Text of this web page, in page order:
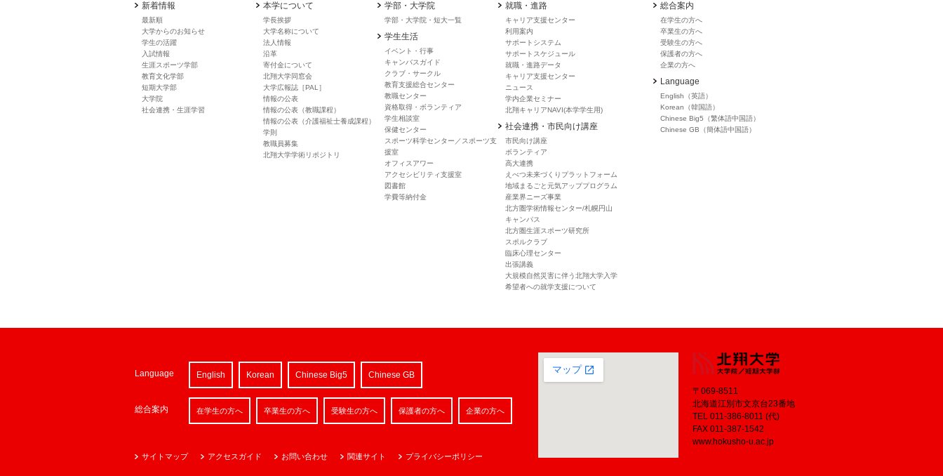
新着情報
最新順
大学からのお知らせ
学生の活躍
入試情報
生涯スポーツ学部
教育文化学部
短期大学部
大学院
社会連携・生涯学習
本学について
学長挨拶
大学名称について
法人情報
沿革
寄付金について
北翔大学同窓会
大学広報誌［PAL］
情報の公表
情報の公表（教職課程）
情報の公表（介護福祉士養成課程）
学則
教職員募集
北翔大学学術リポジトリ
学部・大学院
学部・大学院・短大一覧
学生生活
イベント・行事
キャンバスガイド
クラブ・サークル
教育支援総合センター
教職センター
資格取得・ボランティア
学生相談室
保健センター
スポーツ科学センター／スポーツ支
援室
オフィスアワー
アクセシビリティ支援室
図書館
学費等納付金
就職・進路
キャリア支援センター
利用案内
サポートシステム
サポートスケジュール
就職・進路データ
キャリア支援センター
ニュース
学内企業セミナー
北翔キャリアNAVI(本学学生用)
社会連携・市民向け講座
市民向け講座
ボランティア
高大連携
えべつ未来づくりプラットフォーム
地域まるごと元気アッププログラム
産業界ニーズ事業
北方圏学術情報センター/札幌円山
キャンパス
北方圏生涯スポーツ研究所
スポルクラブ
臨床心理センター
出張講義
大規模自然災害に伴う北翔大学入学
希望者への就学支援について
総合案内
在学生の方へ
卒業生の方へ
受験生の方へ
保護者の方へ
企業の方へ
Language
English（英語）
Korean（韓国語）
Chinese Big5（繁体語中国語）
Chinese GB（簡体語中国語）
〒069-8511
北海道江別市文京台23番地
TEL 011-386-8011 (代)
FAX 011-387-1542
www.hokusho-u.ac.jp
Language English Korean Chinese Big5 Chinese GB
総合案内 在学生の方へ 卒業生の方へ 受験生の方へ 保護者の方へ 企業の方へ
サイトマップ アクセスガイド お問い合わせ 関連サイト プライバシーポリシー